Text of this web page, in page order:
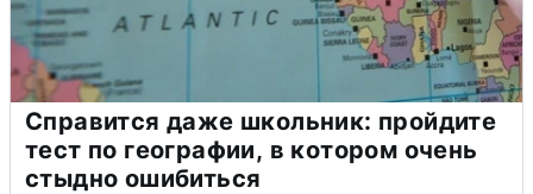
Справится даже школьник: пройдите
тест по географии, в котором очень
стыдно ошибиться